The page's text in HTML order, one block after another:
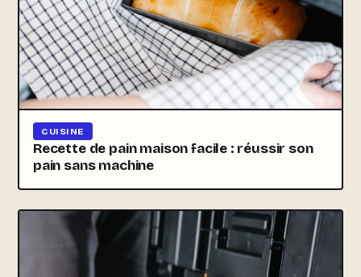
CUISINE
Recette de pain maison facile : réussir son
pain sans machine